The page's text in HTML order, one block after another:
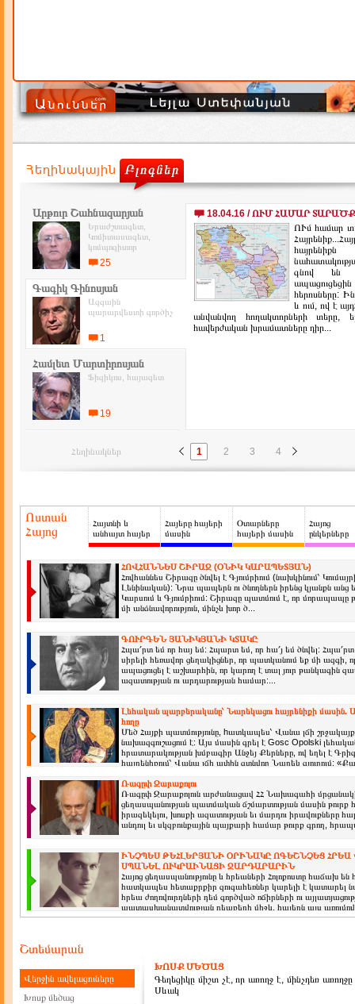
Արթուր Շահնազարյան
Երաժշտագետ,
Կոմիտասագետ,
կոմպոզիտոր
25
18.04.16 / ՈՒՄ ՀԱՄԱՐ ՏԱՐԱԾՔ
ՈՒմ համար
գնով են
հերոսները:
և ում, ով է
անվանվող հողակտորների տերը,
հավերժական խրամատները դիր...
Գագիկ Գինոսյան
Ազգաին
պարարվեստի գործիչ
1
Համլետ Մարտիրոսյան
Ֆիզիկոս, հայագետ
19
Հեղինակներ 1 2 3 4
Ոստան
Հայոց
Հայտնի և
անհայտ հայեր
Հայերը հայերի
մասին
Օտարները
հայերի մասին
Հայոց
ընկերները
ՀՈՎՀԱՆՆԵՍ ՇԻՐԱԶ (ՕՆԻԿ ԿԱՐԱՊԵՏՅԱՆ)
Հովհաննես Շիրազը ծնվել է Գյումրիում (նախկինում՝
Լենինական): Նրա պապերն ու ծնողներն իրենց կյանքն անց
Կարսում և Գյումրիում: Շիրազը պատմում է, որ մորապապը
մի անձնավորություն, մինչև խոր ծ...
ԳՈՒՐԳԵՆ ՅԱՆԻԿՅԱՆԻ ԿՏԱԿԸ
Հպա՛րտ եմ որ հայ եմ: Հպարտ եմ, որ հա՛յ եմ ծնվել: Հպա՛րտ
սիրելի հեռավոր ցեղակիցներ, որ պատկանում եք մի ազգի,
ապացուցել է աշխարհին, որ կարող է տալ յուր թանկագին
ազատության ու արդարության համար:...
Լեհական պարբերականը՝ Նարեկացու հայրենիքի մասին.
հողը
Մեծ Հայքի պատմությունը, hատկապես՝ Վանա լճի
նախազգուշացում է: Այս մասին գրել է Gosc Opolski
հրատարակության խմբագիր Անջեյ Քերները, ով եղել է
հայրենիքում՝ Վանա լճի ափին գտնվող Նարեկ գյուղում:
Ռագըփ Զարաքոլու
Ռագըփ Զարաքոլուն արժանացավ ՀՀ Նախագահի
ցեղասպանության պատմական ճշմարտության մասին թուրք
իրազեկելու, խոսքի ազատության եւ մարդու իրավուքները
անդուլ եւ սկզբունքային պայքարի համար թուրք գրող,
ԻՆՉՊԵՍ ԹԵՀԼԵՐՅԱՆԻ ՕՐԻՆԱԿԸ ՈԳԵՇՆՉԵՑ
ՍՊԱՆԵԼ ՈՒԿՐԱԻՆԱՑԻ ՋԱՐԴԱՐԱՐԻՆ
Հայոց ցեղասպանությունը և հրեաների Հոլոքոստը հաճախ
հատկապես հետաքրքիր զուգահեռներ կարելի է կատարել
հրեա ժողովուրդների դեմ գործված ոճիրների ու
պատասխանատվության դեպքերի միջև. հայերն այս
Շտեմարան
Վերջին ավելացուները
Խոսք մեծաց
ԽՈՍՔ ՄԵԾԱՑ
Գեղեցիկը միշտ չէ, որ առողջ է, մինչդեռ
Սևակ